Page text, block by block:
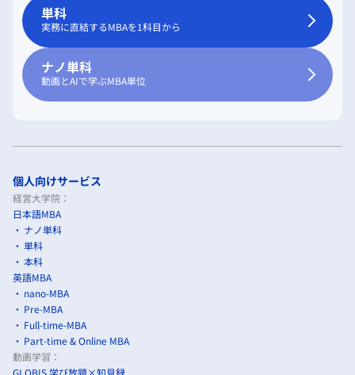
単科
実務に直結するMBAを1科目から
ナノ単科
動画とAIで学ぶMBA単位
個人向けサービス
経営大学院：
日本語MBA
ナノ単科
単科
本科
英語MBA
nano-MBA
Pre-MBA
Full-time-MBA
Part-time & Online MBA
動画学習：
GLOBIS 学び放題×知見録